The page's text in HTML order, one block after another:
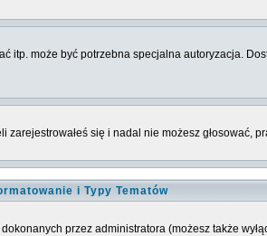
itp. może być potrzebna specjalna autoryzacja.
się i nadal nie możesz głosować,
i Typy Tematów
przez administratora (możesz także